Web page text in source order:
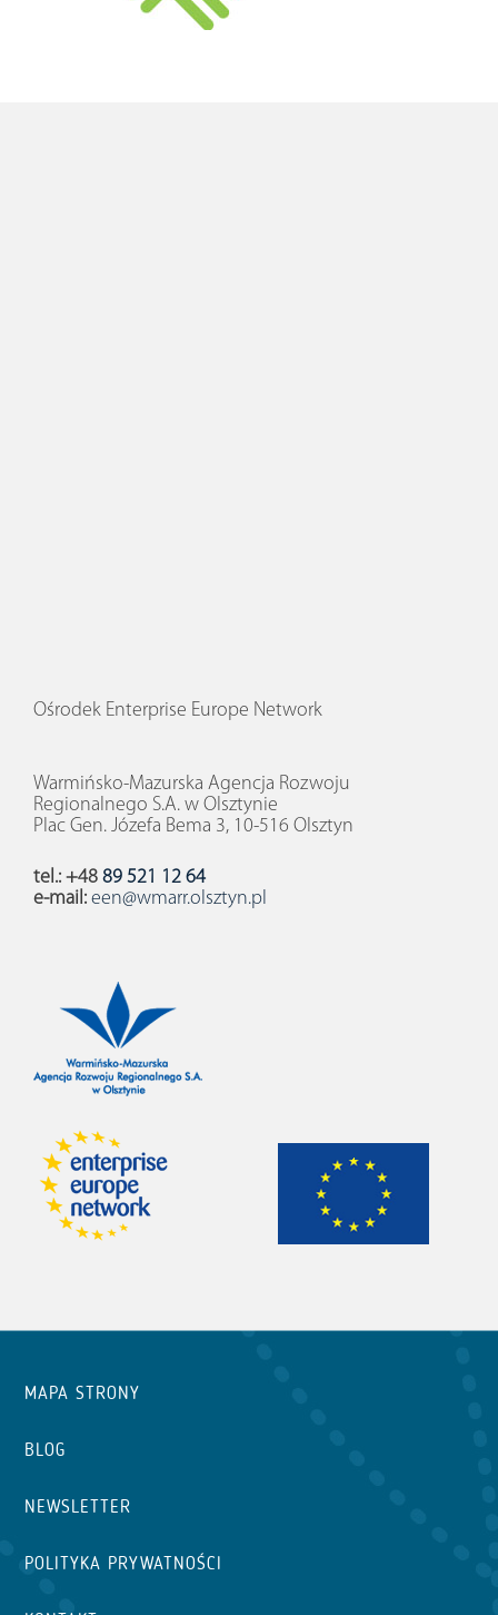
Ośrodek Enterprise Europe Network
Warmińsko-Mazurska Agencja Rozwoju
Regionalnego S.A. w Olsztynie
Plac Gen. Józefa Bema 3, 10-516 Olsztyn
tel.: +48 89 521 12 64
e-mail: een@wmarr.olsztyn.pl
MAPA STRONY
BLOG
NEWSLETTER
POLITYKA PRYWATNOŚCI